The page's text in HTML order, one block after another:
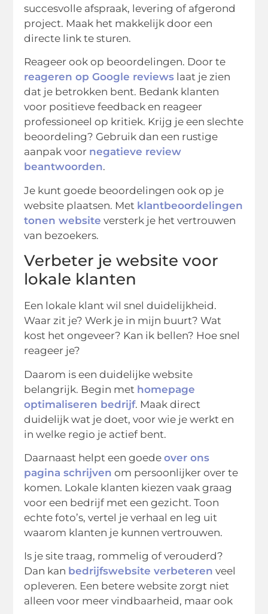
succesvolle afspraak, levering of afgerond
project. Maak het makkelijk door een
directe link te sturen.
Reageer ook op beoordelingen. Door te
reageren op Google reviews laat je zien
dat je betrokken bent. Bedank klanten
voor positieve feedback en reageer
professioneel op kritiek. Krijg je een slechte
beoordeling? Gebruik dan een rustige
aanpak voor negatieve review
beantwoorden.
Je kunt goede beoordelingen ook op je
website plaatsen. Met klantbeoordelingen
tonen website versterk je het vertrouwen
van bezoekers.
Verbeter je website voor
lokale klanten
Een lokale klant wil snel duidelijkheid.
Waar zit je? Werk je in mijn buurt? Wat
kost het ongeveer? Kan ik bellen? Hoe snel
reageer je?
Daarom is een duidelijke website
belangrijk. Begin met homepage
optimaliseren bedrijf. Maak direct
duidelijk wat je doet, voor wie je werkt en
in welke regio je actief bent.
Daarnaast helpt een goedeover ons
pagina schrijven om persoonlijker over te
komen. Lokale klanten kiezen vaak graag
voor een bedrijf met een gezicht. Toon
echte foto’s, vertel je verhaal en leg uit
waarom klanten je kunnen vertrouwen.
Is je site traag, rommelig of verouderd?
Dan kan bedrijfswebsite verbeteren veel
opleveren. Een betere website zorgt niet
alleen voor meer vindbaarheid, maar ook